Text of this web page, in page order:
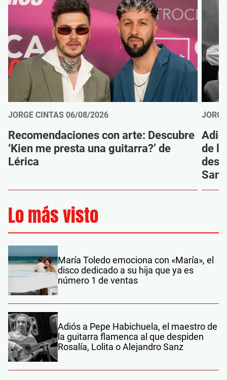
JORGE CINTAS 06/08/2026
Recomendaciones con arte: Descubre
‘Kien me presta una guitarra?’ de
Lérica
de
Sanz
Lo más visto
María Toledo emociona con «María», el
disco dedicado a su hija que ya es
número 1 de ventas
Adiós a Pepe Habichuela, el maestro de
la guitarra flamenca al que despiden
Rosalía, Lolita o Alejandro Sanz